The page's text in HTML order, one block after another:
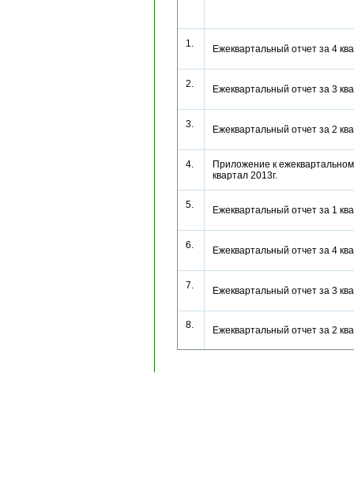
1. Ежеквартальный отчет за 4
2. Ежеквартальный отчет за 3
3. Ежеквартальный отчет за 2
4.
Приложение к
квартал 2013г.
5. Ежеквартальный отчет за 1
6. Ежеквартальный отчет за 4
7. Ежеквартальный отчет за 3
8. Ежеквартальный отчет за 2